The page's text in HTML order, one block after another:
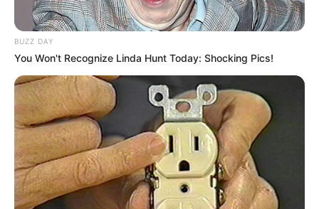
10 Pose Manekin Anti
Mainstream yang Konyol
Banget
BUZZ DAY
You Won't Recognize Linda Hunt Today: Shocking Pics!